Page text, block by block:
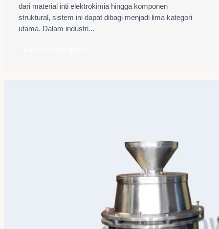
dari material inti elektrokimia hingga komponen
struktural, sistem ini dapat dibagi menjadi lima kategori
utama. Dalam industri...